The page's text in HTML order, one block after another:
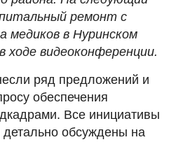
ремонт с
медиков в Нуринском
ходе видеоконференции.
ряд предложений и
обеспечения
Все инициативы
детально обсуждены на